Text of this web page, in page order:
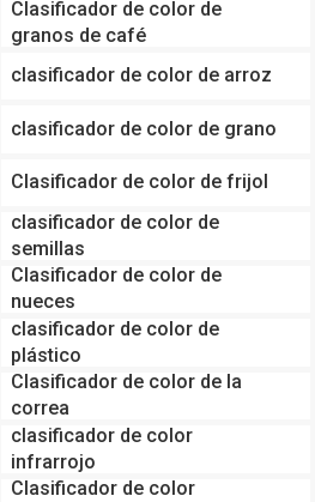
Clasificador de color de
granos de café
clasificador de color de arroz
clasificador de color de grano
Clasificador de color de frijol
clasificador de color de
semillas
Clasificador de color de
nueces
clasificador de color de
plástico
Clasificador de color de la
correa
clasificador de color
infrarrojo
Clasificador de color